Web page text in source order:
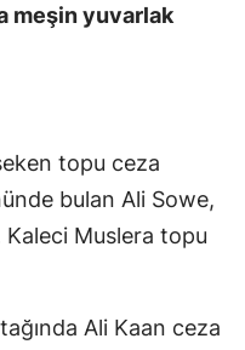
meşin yuvarlak
topu ceza
bulan Ali Sowe,
Kaleci Muslera topu
Ali Kaan ceza